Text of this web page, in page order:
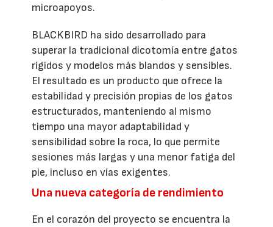
microapoyos.
BLACKBIRD ha sido desarrollado para
superar la tradicional dicotomía entre gatos
rígidos y modelos más blandos y sensibles.
El resultado es un producto que ofrece la
estabilidad y precisión propias de los gatos
estructurados, manteniendo al mismo
tiempo una mayor adaptabilidad y
sensibilidad sobre la roca, lo que permite
sesiones más largas y una menor fatiga del
pie, incluso en vías exigentes.
Una nueva categoría de rendimiento
En el corazón del proyecto se encuentra la